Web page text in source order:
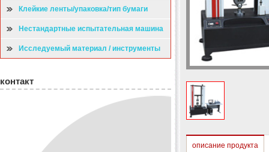
Клейкие ленты/упаковка/тип бумаги
испытательная машина
Нестандартные испытательная машина
Исследуемый материал / инструменты
контакт
описание продукта